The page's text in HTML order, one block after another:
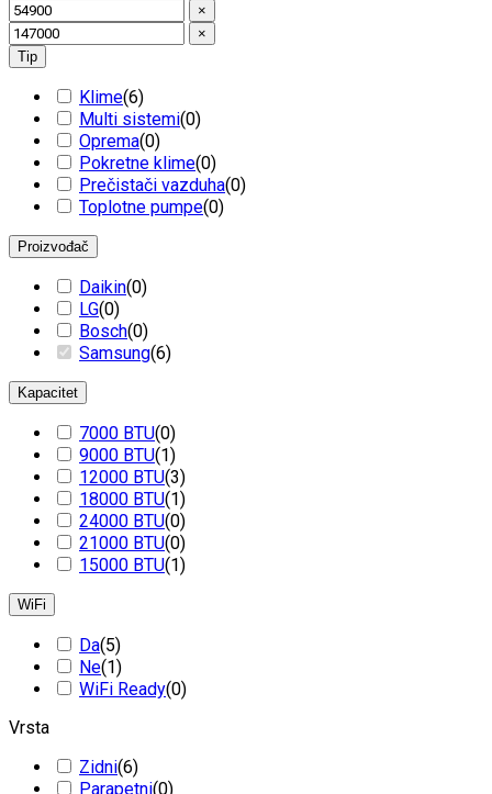
×
×
Tip
Klime(6)
Multi sistemi(0)
Oprema(0)
Pokretne klime(0)
Prečistači vazduha(0)
Toplotne pumpe(0)
Proizvođač
Daikin(0)
LG(0)
Bosch(0)
Samsung(6)
Kapacitet
7000 BTU(0)
9000 BTU(1)
12000 BTU(3)
18000 BTU(1)
24000 BTU(0)
21000 BTU(0)
15000 BTU(1)
WiFi
Da(5)
Ne(1)
WiFi Ready(0)
Vrsta
Zidni(6)
Parapetni(0)